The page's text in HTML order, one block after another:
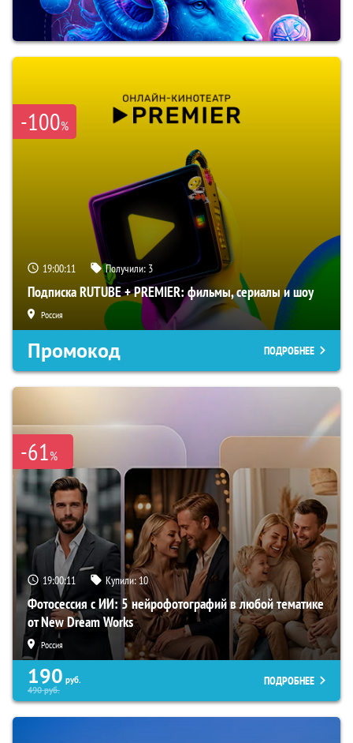
-100%
19:00:10 Получили: 3
Подписка RUTUBE + PREMIER: фильмы, сериалы и шоу
Россия
Промокод ПОДРОБНЕЕ
-61%
19:00:10 Купили:10
Фотосессия с ИИ: 5 нейрофотографий в любой тематике
от New Dream Works
Россия
190 руб.
490руб.
ПОДРОБНЕЕ